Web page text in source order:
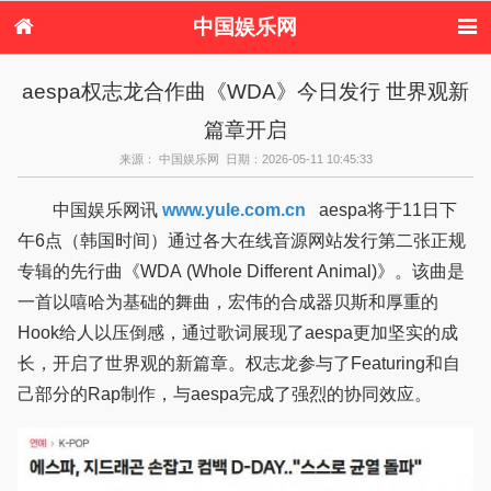
中国娱乐网
港台娱乐
日本娱乐 韩国娱乐
欧美娱乐
音乐新闻 影视新闻
港台明星八卦
日本韩国明星
欧美明星八卦
aespa权志龙合作曲《WDA》今日发行 世界观新
篇章开启
来源： 中国娱乐网 日期：2026-05-11 10:45:33
中国娱乐网讯 www.yule.com.cn aespa将于11日下
午6点（韩国时间）通过各大在线音源网站发行第二张正规
专辑的先行曲《WDA (Whole Different Animal)》。该曲是
一首以嘻哈为基础的舞曲，宏伟的合成器贝斯和厚重的
Hook给人以压倒感，通过歌词展现了aespa更加坚实的成
长，开启了世界观的新篇章。权志龙参与了Featuring和自
己部分的Rap制作，与aespa完成了强烈的协同效应。